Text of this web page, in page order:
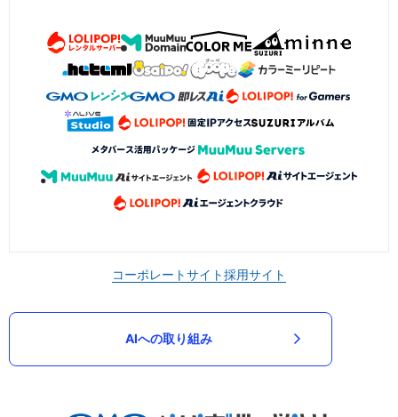
コーポレートサイト採用サイト
AIへの取り組み